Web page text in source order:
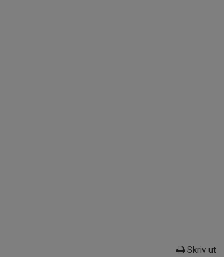
Skriv ut